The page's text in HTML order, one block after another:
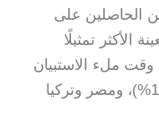
الحاصلين على
تمثيلًا
ملء الاستبيان
والإمارات العربية المتحدة (16%)، ومصر وتركيا